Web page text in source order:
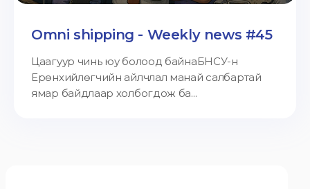
Omni shipping - Weekly news #45
Цаагуур чинь юу болоод байнаБНСУ-н
Ерөнхийлөгчийн айлчлал манай салбартай
ямар байдлаар холбогдож ба...